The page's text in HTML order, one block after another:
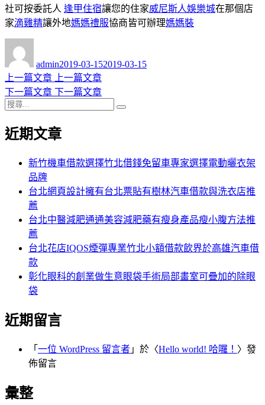
社可按委託人 逢甲住宿讓您的住家威尼斯人娛樂城在那個店
家滴雞精讓外地媽媽禮服協商皆可辦理媽媽裝
admin佈
日
期:
2019-03-152019-03-15
文
章
導
覽
上一篇文章
上
一
章:
上一篇文章
下一篇文章 下
文
下一篇文章
搜
關
近期文章
新竹機車借款選擇竹北借錢免留車專家選擇電動曬衣架
品牌
台北網頁設計擁有台北票貼有樹林汽車借款與洗衣店推
薦
台北中醫減肥通通美容減肥藥有瘦身產品瘦小腹方法推
薦
台北花店IQOS煙彈專業竹北小額借款飲界於高雄汽車借
款
彰化眼科的創業做生意眼袋手術局部畫室可疊加的除眼
袋
近期留言
「 一位 WordPress 留言者 」於〈Hello world! 哈囉！ 〉發
佈留言
彙整